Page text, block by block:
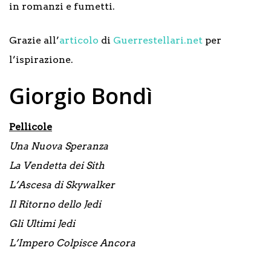
in romanzi e fumetti.
Grazie all’articolo di Guerrestellari.net per
l’ispirazione.
Giorgio Bondì
Pellicole
Una Nuova Speranza
La Vendetta dei Sith
L’Ascesa di Skywalker
Il Ritorno dello Jedi
Gli Ultimi Jedi
L’Impero Colpisce Ancora